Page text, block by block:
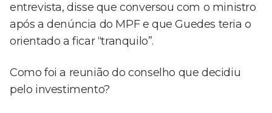
entrevista, disse que conversou com o ministro
após a denúncia do MPF e que Guedes teria o
orientado a ficar “tranquilo”.
Como foi a reunião do conselho que decidiu
pelo investimento?